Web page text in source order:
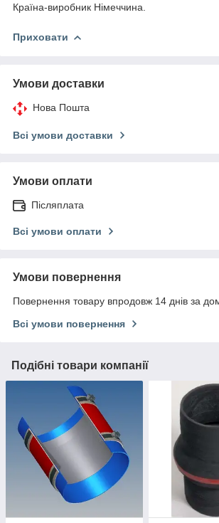
Країна-виробник Німеччина.
Приховати
Умови доставки
Нова Пошта
Всі умови доставки
Умови оплати
Післяплата
Всі умови оплати
Умови повернення
Повернення товару впродовж 14 днів за
Всі умови повернення
Подібні товари компанії